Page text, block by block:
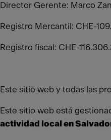
Director Gerente: Marco
Registro Mercantil: CHE-
Registro fiscal: CHE-
Este sitio web y todas las
Este sitio web está
actividad local en